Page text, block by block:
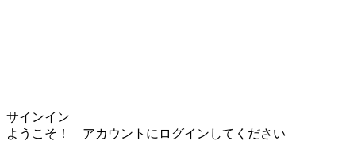
サインイン
ようこそ！ アカウントにログインしてください